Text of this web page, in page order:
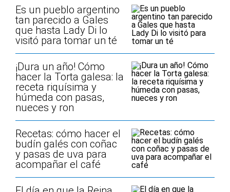
Es un pueblo argentino
tan parecido a Gales
que hasta Lady Di lo
visitó para tomar un té
¡Dura un año! Cómo
hacer la Torta galesa: la
receta riquísima y
húmeda con pasas,
nueces y ron
Recetas: cómo hacer el
budín galés con coñac
y pasas de uva para
acompañar el café